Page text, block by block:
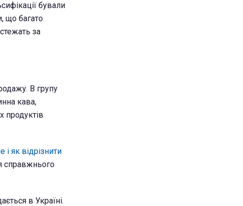
бували
що багато
за
В групу
кава,
продуктів
і як відрізнити
справжнього
в Україні.